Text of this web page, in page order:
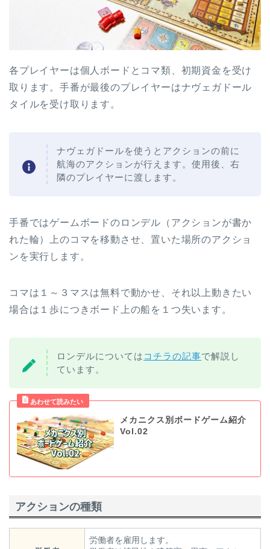
各プレイヤーは個人ボードとコマ類、初期資金を受け
取ります。手番が最後のプレイヤーはナヴェガドール
タイルを受け取ります。
ナヴェガドールを使うとアクションの前に
航海のアクションが行えます。使用後、右
隣のプレイヤーに渡します。
手番ではゲームボードのロンデル（アクションが書か
れた輪）上のコマを移動させ、置いた場所のアクショ
ンを実行します。
コマは１～３マスは無料で動かせ、それ以上動きたい
場合は１歩につきボード上の船を１つ失います。
ロンデルについては コチラの記事で解説し
ています。
メカニクス別ボードゲーム紹介
Vol.02
アクションの種類
労働者を雇用します。